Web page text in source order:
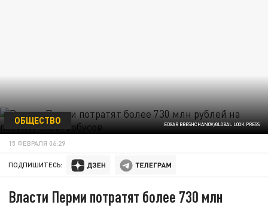
EDGAR BRESHCHANOV/GLOBAL LOOK PRESS
ОБЩЕСТВО
15 ФЕВРАЛЯ 06:29
ПОДПИШИТЕСЬ:
Власти Перми потратят более 730 млн